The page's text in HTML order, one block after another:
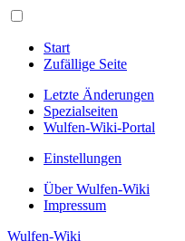
Start
Zufällige Seite
Letzte Änderungen
Spezialseiten
Wulfen-Wiki-Portal
Einstellungen
Über Wulfen-Wiki
Impressum
Wulfen-Wiki